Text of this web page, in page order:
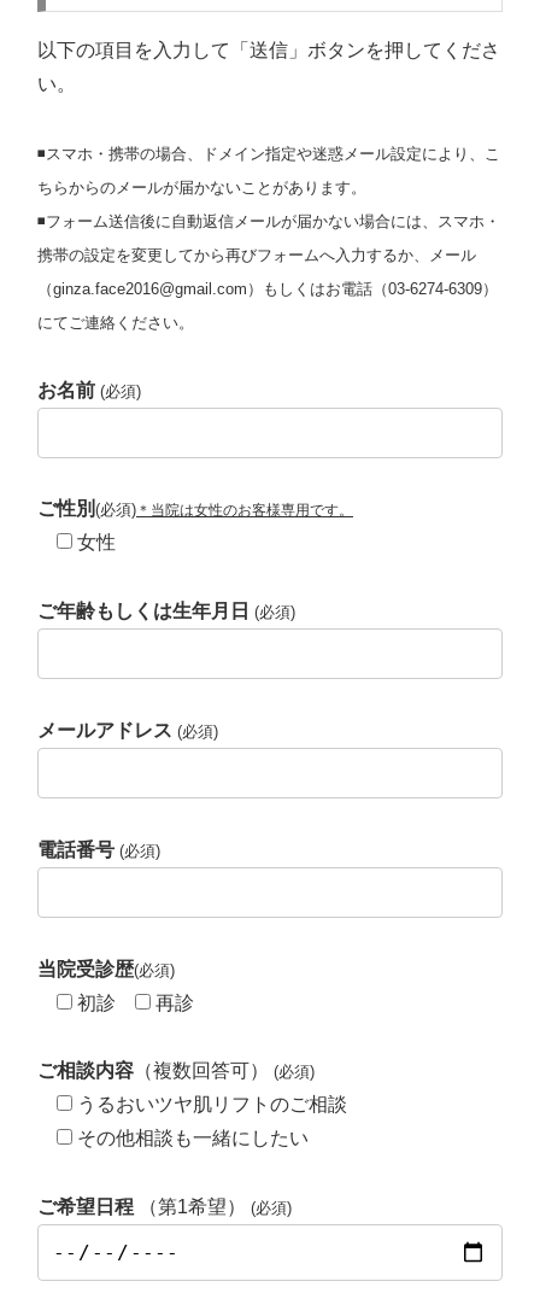
以下の項目を入力して「送信」ボタンを押してくださ
い。
◾️スマホ・携帯の場合、ドメイン指定や迷惑メール設定により、こ
ちらからのメールが届かないことがあります。
◾️フォーム送信後に自動返信メールが届かない場合には、スマホ・
携帯の設定を変更してから再びフォームへ入力するか、メール
（ginza.face2016@gmail.com）もしくはお電話（03-6274-6309）
にてご連絡ください。
お名前 (必須)
ご性別 (必須) ＊当院は女性のお客様専用です。
女性
ご年齢もしくは生年月日 (必須)
メールアドレス (必須)
電話番号 (必須)
当院受診歴(必須)
初診 再診
ご相談内容 （複数回答可） (必須)
うるおいツヤ肌リフトのご相談
その他相談も一緒にしたい
ご希望日程 （第1希望） (必須)